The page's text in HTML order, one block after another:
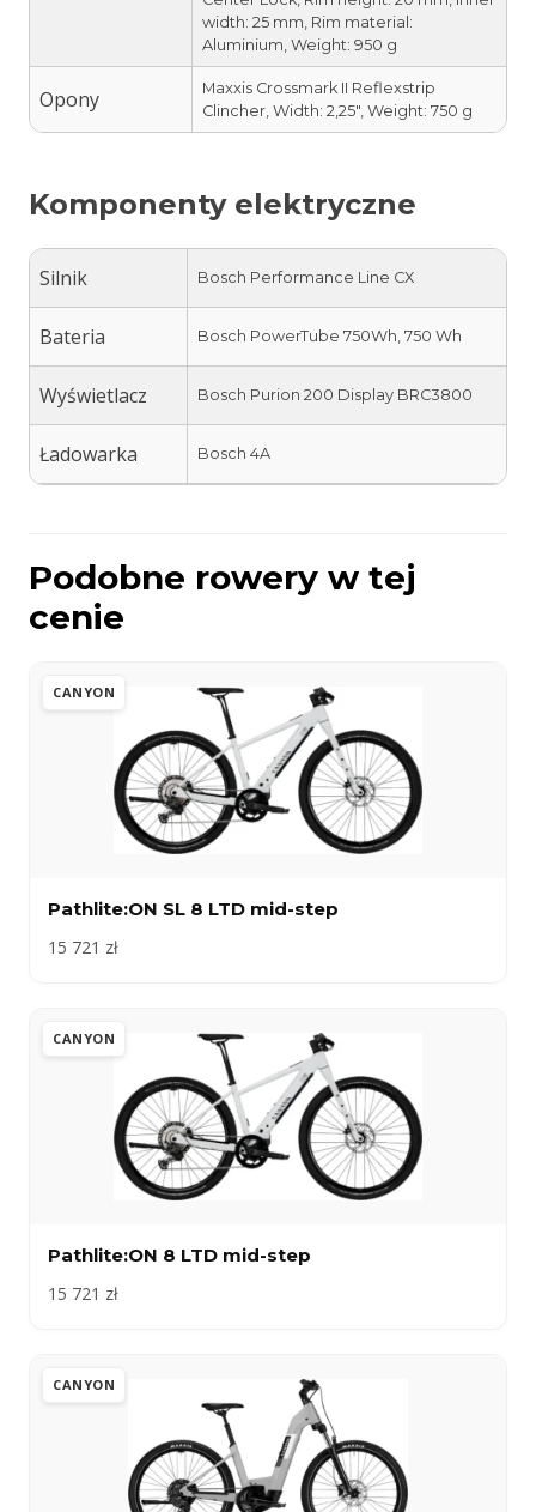
width: 25 mm, Rim material:
Aluminium, Weight: 950 g
Opony
Maxxis Crossmark II Reflexstrip
Clincher, Width: 2,25″, Weight: 750 g
Komponenty elektryczne
Silnik Bosch Performance Line CX
Bateria Bosch PowerTube 750Wh, 750 Wh
Wyświetlacz Bosch Purion 200 Display BRC3800
Ładowarka Bosch 4A
Podobne rowery w tej
cenie
CANYON
Pathlite:ON SL 8 LTD mid-step
15 721 zł
CANYON
Pathlite:ON 8 LTD mid-step
15 721 zł
CANYON